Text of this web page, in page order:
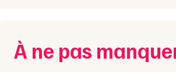
À ne pas